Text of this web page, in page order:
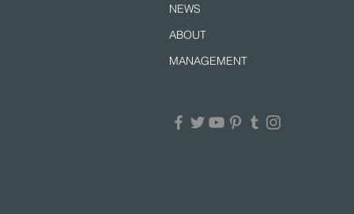
NEWS
ABOUT
MANAGEMENT